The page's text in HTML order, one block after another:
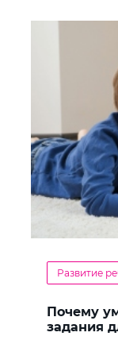
Развитие
Почему
задания